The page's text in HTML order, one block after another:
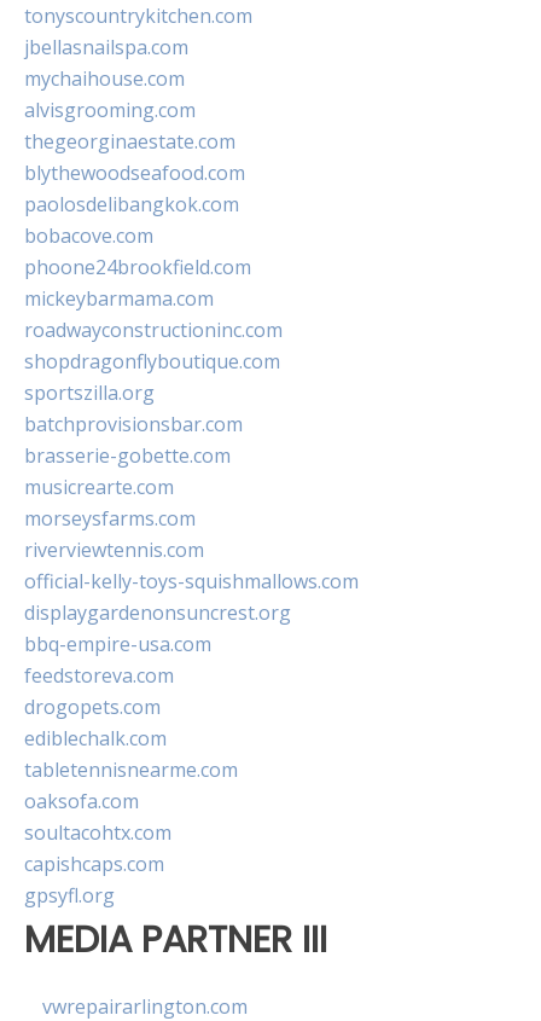
tonyscountrykitchen.com
jbellasnailspa.com
mychaihouse.com
alvisgrooming.com
thegeorginaestate.com
blythewoodseafood.com
paolosdelibangkok.com
bobacove.com
phoone24brookfield.com
mickeybarmama.com
roadwayconstructioninc.com
shopdragonflyboutique.com
sportszilla.org
batchprovisionsbar.com
brasserie-gobette.com
musicrearte.com
morseysfarms.com
riverviewtennis.com
official-kelly-toys-squishmallows.com
displaygardenonsuncrest.org
bbq-empire-usa.com
feedstoreva.com
drogopets.com
ediblechalk.com
tabletennisnearme.com
oaksofa.com
soultacohtx.com
capishcaps.com
gpsyfl.org
MEDIA PARTNER III
vwrepairarlington.com